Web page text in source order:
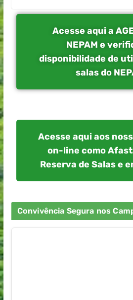
Acesse aqui a
NEPAM e
disponibilidade de
salas do
Acesse aqui aos
on-line como
Reserva de Salas e
Convivência Segura nos